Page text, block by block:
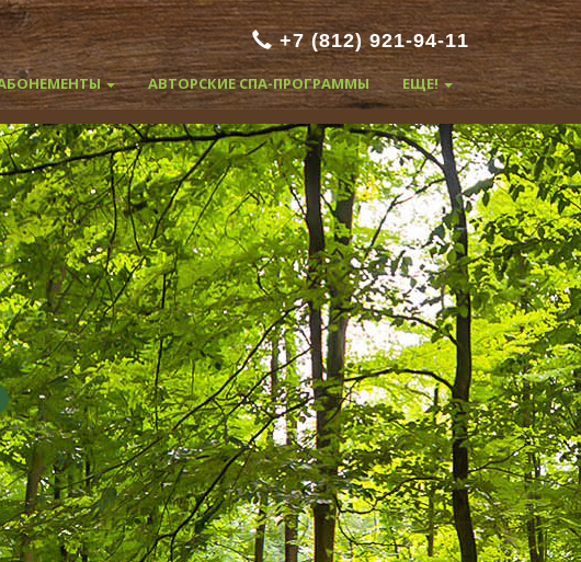
+7 (812) 921-94-11
АВТОРСКИЕ СПА-ПРОГРАММЫ ЕЩЕ!